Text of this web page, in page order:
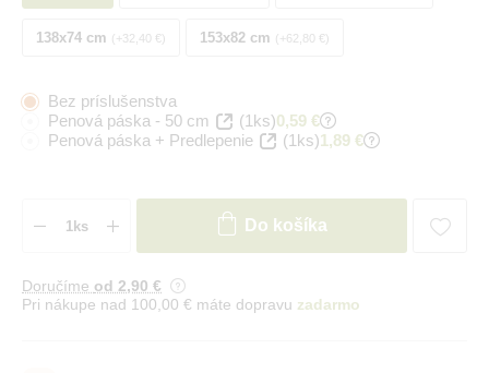
138x74 cm +32,40 € 153x82 cm +62,80 €
Bez príslušenstva
Penová páska - 50 cm
(1ks)0,59 €
Penová páska + Predlepenie
(1ks)1,89 €
Do košíka
Doručíme od 2,90 €
Pri nákupe nad 100,00 € máte dopravu zadarmo